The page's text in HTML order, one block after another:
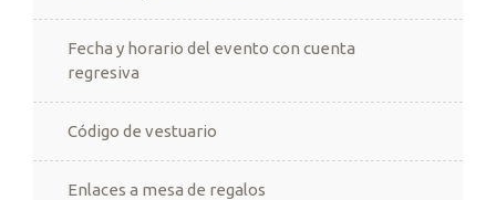
Fecha y horario del evento con cuenta
regresiva
Código de vestuario
Enlaces a mesa de regalos